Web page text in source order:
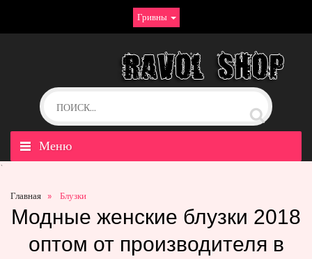
Гривны
Меню
`
Главная Блузки
Модные женские блузки 2018
оптом от производителя в